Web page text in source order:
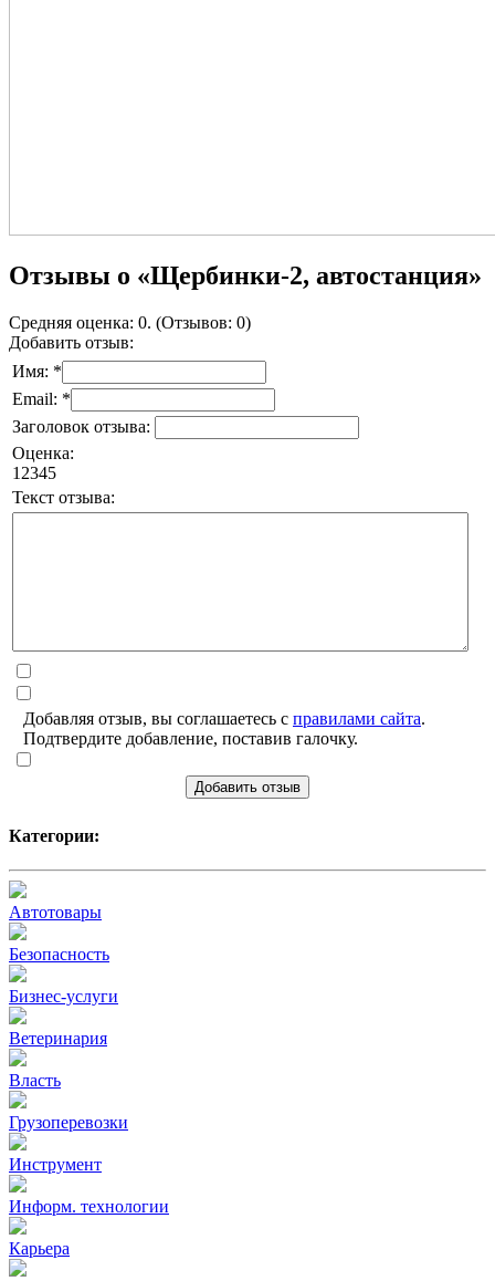
Отзывы о «Щербинки-2, автостанция»
Средняя оценка: 0. (Отзывов: 0)
Добавить отзыв:
Имя: *
Email: *
Заголовок отзыва:
Оценка:
1 2345
Текст отзыва:
Добавляя отзыв, вы соглашаетесь с правилами сайта.
Подтвердите добавление, поставив галочку.
Добавить отзыв
Категории:
Автотовары
Безопасность
Бизнес-услуги
Ветеринария
Власть
Грузоперевозки
Инструмент
Информ. технологии
Карьера